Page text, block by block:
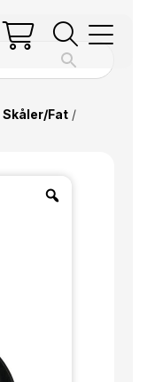
Skåler/Fat/